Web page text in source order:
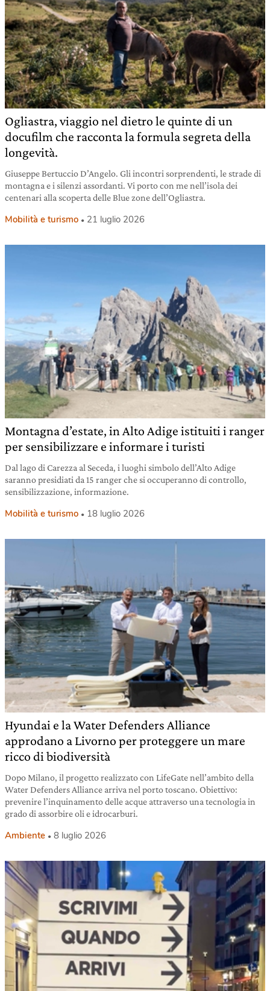
Ogliastra, viaggio nel dietro le quinte di un
docufilm che racconta la formula segreta della
longevità.
Giuseppe Bertuccio D’Angelo. Gli incontri sorprendenti, le strade di
montagna e i silenzi assordanti. Vi porto con me nell’isola dei
centenari alla scoperta delle Blue zone dell’Ogliastra.
Mobilità e turismo 21 luglio 2026
Montagna d’estate, in Alto Adige istituiti i ranger
per sensibilizzare e informare i turisti
Dal lago di Carezza al Seceda, i luoghi simbolo dell’Alto Adige
saranno presidiati da 15 ranger che si occuperanno di controllo,
sensibilizzazione, informazione.
Mobilità e turismo 18 luglio 2026
Hyundai e la Water Defenders Alliance
approdano a Livorno per proteggere un mare
ricco di biodiversità
Dopo Milano, il progetto realizzato con LifeGate nell’ambito della
Water Defenders Alliance arriva nel porto toscano. Obiettivo:
prevenire l’inquinamento delle acque attraverso una tecnologia in
grado di assorbire oli e idrocarburi.
Ambiente 8 luglio 2026